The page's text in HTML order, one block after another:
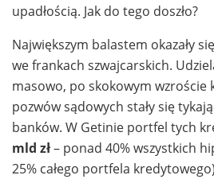
upadłością. Jak do tego doszło?
Największym balastem okazały
we frankach szwajcarskich.
masowo, po skokowym wzroście
pozwów sądowych stały się
banków. W Getinie portfel tych
mld zł– ponad 40% wszystkich
25% całego portfela